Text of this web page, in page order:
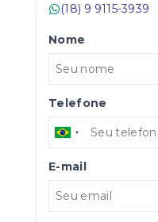
(18) 9 9115-3939
Nome
Telefone
E-mail